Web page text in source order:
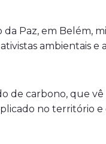
Paz, em Belém,
ambientais e
de carbono, que vê
no território